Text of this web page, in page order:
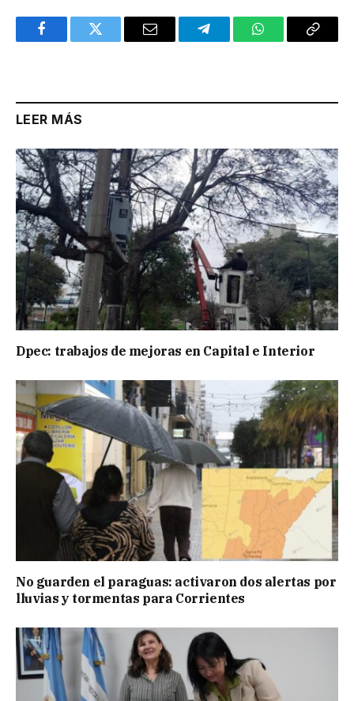
FacebookTwitter Email TelegramWhatsAppCopy
LEER MÁS
Dpec: trabajos de mejoras en Capital e Interior
No guarden el paraguas: activaron dos alertas por
lluvias y tormentas para Corrientes